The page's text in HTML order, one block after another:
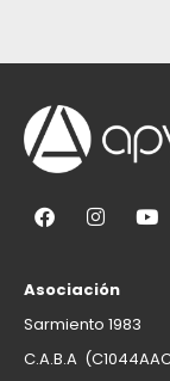
Asociación
Sarmiento 1983
C.A.B.A